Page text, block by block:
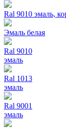
Ral 9010 эмаль,
Эмаль белая
Ral 9010
эмаль
Ral 1013
эмаль
Ral 9001
эмаль